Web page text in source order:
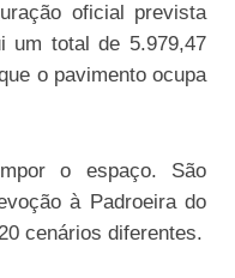
oficial prevista
um total de 5.979,47
o pavimento ocupa
o espaço. São
à Padroeira do
cenários diferentes.